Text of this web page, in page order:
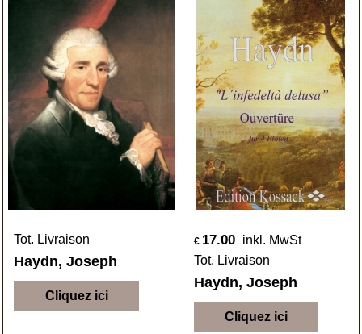
Tot. Livraison
Haydn, Joseph
Cliquez ici
€ 17.00 inkl. MwSt
Tot. Livraison
Haydn, Joseph
Cliquez ici